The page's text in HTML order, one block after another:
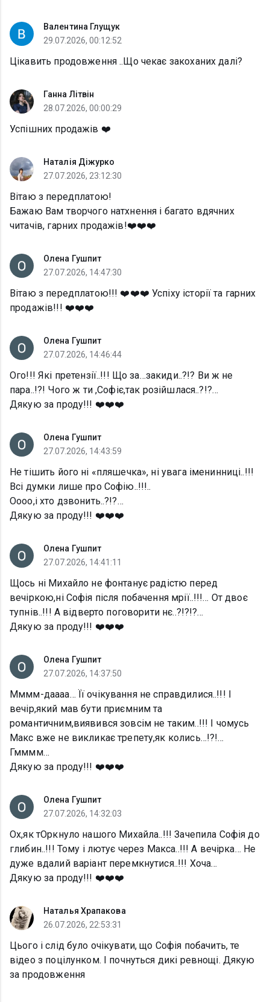
Валентина Глущук
29.07.2026, 00:12:52
Цікавить продовження ..Що чекає закоханих далі?
Ганна Літвін
28.07.2026, 00:00:29
Успішних продажів ❤️
Наталія Діжурко
27.07.2026, 23:12:30
Вітаю з передплатою!
Бажаю Вам творчого натхнення і багато вдячних
читачів, гарних продажів!❤️❤️❤️
Олена Гушпит
27.07.2026, 14:47:30
Вітаю з передплатою!!! ❤️❤️❤️ Успіху історії та гарних
продажів!!! ❤️❤️❤️
Олена Гушпит
27.07.2026, 14:46:44
Ого!!! Які претензії..!!! Що за…закиди..?!? Ви ж не
пара..!?! Чого ж ти ,Софіє,так розійшлася..?!?…
Дякую за проду!!! ❤️❤️❤️
Олена Гушпит
27.07.2026, 14:43:59
Не тішить його ні «пляшечка», ні увага іменинниці..!!!
Всі думки лише про Софію..!!!..
Оооо,і хто дзвонить..?!?…
Дякую за проду!!! ❤️❤️❤️
Олена Гушпит
27.07.2026, 14:41:11
Щось ні Михайло не фонтанує радістю перед
вечіркою,ні Софія після побачення мрії..!!!… От двоє
тупнів..!!! А відверто поговорити нє..?!?!?…
Дякую за проду!!! ❤️❤️❤️
Олена Гушпит
27.07.2026, 14:37:50
Мммм-даааа… Її очікування не справдилися..!!! І
вечір,який мав бути приємним та
романтичним,виявився зовсім не таким..!!! І чомусь
Макс вже не викликає трепету,як колись…!?!…
Гмммм…
Дякую за проду!!! ❤️❤️❤️
Олена Гушпит
27.07.2026, 14:32:03
Ох,як тОркнуло нашого Михайла..!!! Зачепила Софія до
глибин..!!! Тому і лютує через Макса..!!! А вечірка… Не
дуже вдалий варіант перемкнутися..!!! Хоча…
Дякую за проду!!! ❤️❤️❤️
Наталья Храпакова
26.07.2026, 22:53:31
Цього і слід було очікувати, що Софія побачить, те
відео з поцілунком. І почнуться дикі ревнощі. Дякую
за продовження